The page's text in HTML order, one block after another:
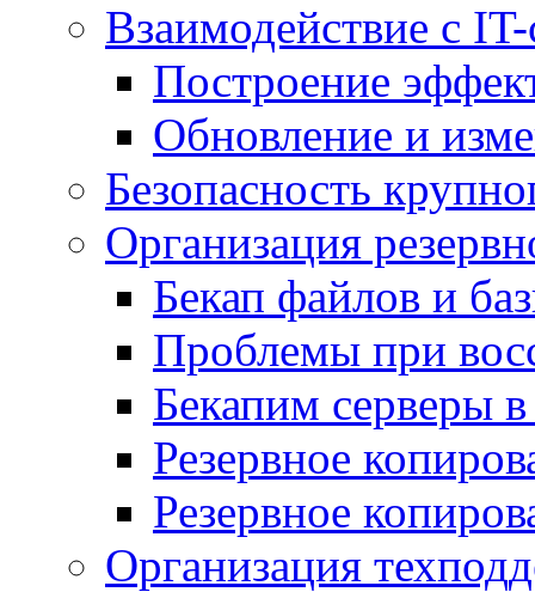
Взаимодействие с
Построение
Обновление и
Безопасность
Организация
Бекап файлов и
Проблемы при
Бекапим серверы
Резервное
Резервное
Организация